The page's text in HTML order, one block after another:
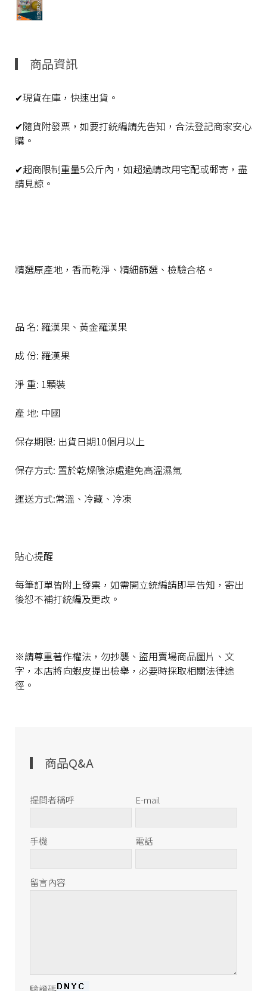
商品資訊
✔現貨在庫，快速出貨。
✔隨貨附發票，如要打統編請先告知，合法登記商家安心
購。
✔超商限制重量5公斤內，如超過請改用宅配或郵寄，盡
請見諒。
精選原產地，香而乾淨、精細篩選、檢驗合格。
品 名: 羅漢果、黃金羅漢果
成 份: 羅漢果
淨 重: 1顆裝
產 地: 中國
保存期限: 出貨日期10個月以上
保存方式: 置於乾燥陰涼處避免高溫濕氣
運送方式:常溫、冷藏、冷凍
貼心提醒
每筆訂單皆附上發票，如需開立統編請即早告知，寄出
後恕不補打統編及更改。
※請尊重著作權法，勿抄襲、盜用賣場商品圖片、文
字，本店將向蝦皮提出檢舉，必要時採取相關法律途
徑。
商品Q&A
提問者稱呼 E-mail
手機 電話
留言內容